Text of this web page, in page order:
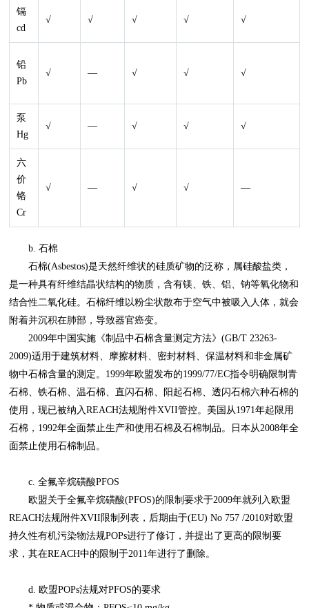
镉
cd
√ √ √ √ √
铅
Pb
√ — √ √ √
泵
Hg
√ — √ √ √
六
价
铬
Cr
√ — √ √ —
b. 石棉
石棉(Asbestos)是天然纤维状的硅质矿物的泛称，属硅酸盐类，
是一种具有纤维结晶状结构的物质，含有镁、铁、铝、钠等氧化物和
结合性二氧化硅。石棉纤维以粉尘状散布于空气中被吸入人体，就会
附着并沉积在肺部，导致器官癌变。
2009年中国实施《制品中石棉含量测定方法》(GB/T 23263-
2009)适用于建筑材料、摩擦材料、密封材料、保温材料和非金属矿
物中石棉含量的测定。1999年欧盟发布的1999/77/EC指令明确限制青
石棉、铁石棉、温石棉、直闪石棉、阳起石棉、透闪石棉六种石棉的
使用，现已被纳入REACH法规附件XVII管控。美国从1971年起限用
石棉，1992年全面禁止生产和使用石棉及石棉制品。日本从2008年全
面禁止使用石棉制品。
c. 全氟辛烷磺酸PFOS
欧盟关于全氟辛烷磺酸(PFOS)的限制要求于2009年就列入欧盟
REACH法规附件XVII限制列表，后期由于(EU) No 757 /2010对欧盟
持久性有机污染物法规POPs进行了修订，并提出了更高的限制要
求，其在REACH中的限制于2011年进行了删除。
d. 欧盟POPs法规对PFOS的要求